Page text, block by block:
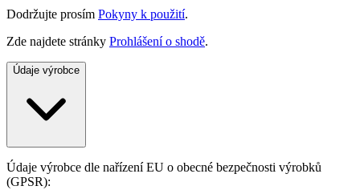
Dodržujte prosím Pokyny k použití.
Zde najdete stránky Prohlášení o shodě.
Údaje výrobce
Údaje výrobce dle nařízení EU o obecné bezpečnosti výrobků
(GPSR):